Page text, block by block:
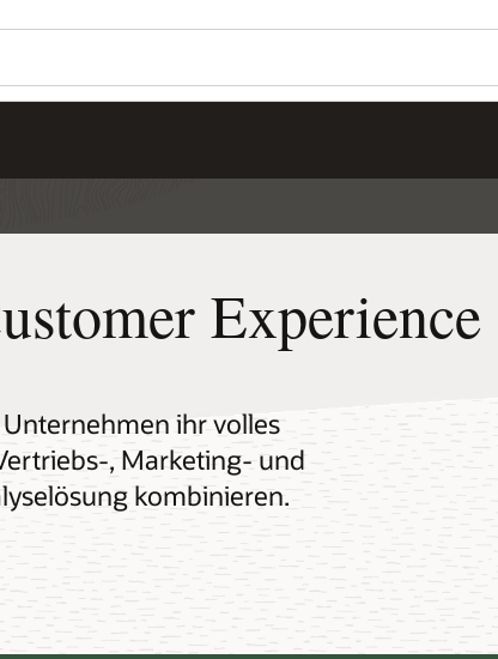
Experience
ihr volles
, Marketing- und
kombinieren.